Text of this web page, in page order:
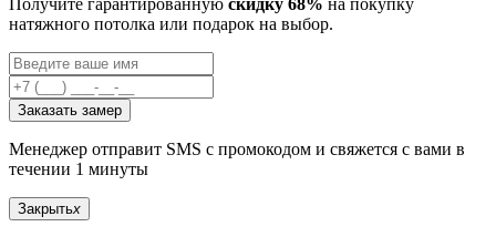
Получите гарантированную скидку 68% на покупку
натяжного потолка или подарок на выбор.
Заказать замер
Менеджер отправит SMS с промокодом и свяжется с вами в
течении 1 минуты
Закрытьx